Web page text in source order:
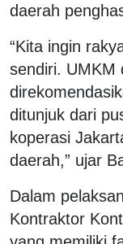
daerah
“Kita ingin
sendiri. UMKM
ditunjuk dari
koperasi
daerah,” ujar
Dalam
Kontraktor